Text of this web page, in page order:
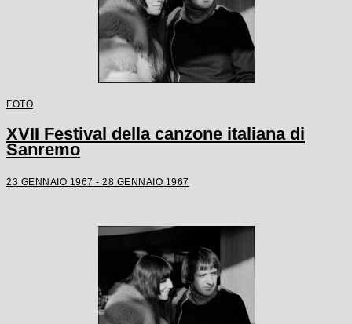
FOTO
XVII Festival della canzone italiana di
Sanremo
23 GENNAIO 1967 - 28 GENNAIO 1967